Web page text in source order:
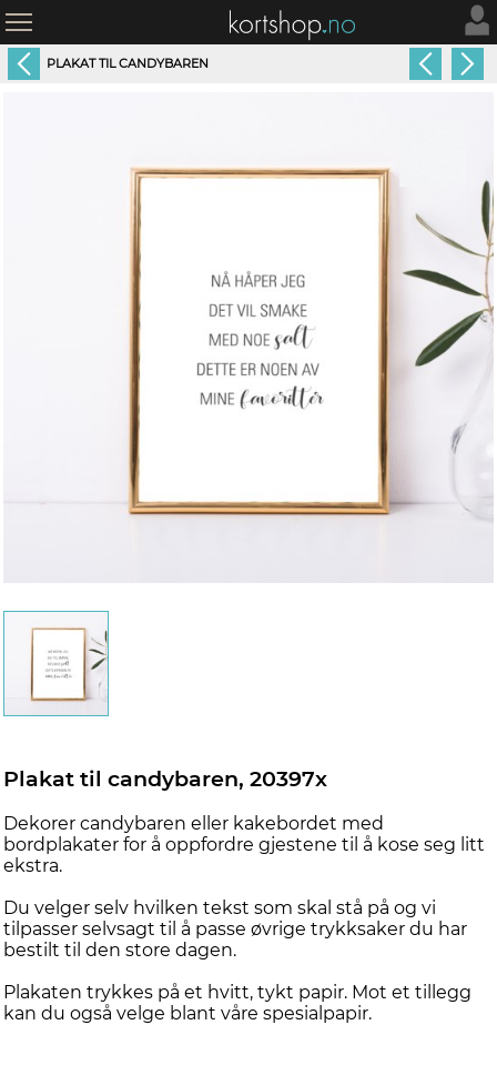
PLAKAT TIL CANDYBAREN
Plakat til candybaren, 20397x
Dekorer candybaren eller kakebordet med
bordplakater for å oppfordre gjestene til å kose seg litt
ekstra.
Du velger selv hvilken tekst som skal stå på og vi
tilpasser selvsagt til å passe øvrige trykksaker du har
bestilt til den store dagen.
Plakaten trykkes på et hvitt, tykt papir. Mot et tillegg
kan du også velge blant våre spesialpapir.